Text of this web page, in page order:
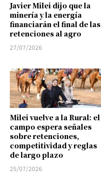
Javier Milei dijo que la
minería y la energía
financiarán el final de las
retenciones al agro
27/07/2026
Milei vuelve a la Rural: el
campo espera señales
sobre retenciones,
competitividad y reglas
de largo plazo
25/07/2026